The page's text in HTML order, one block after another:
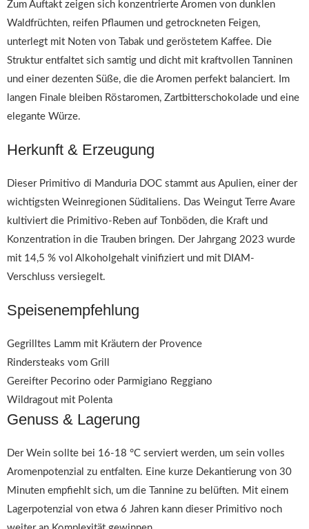
Zum Auftakt zeigen sich konzentrierte Aromen von dunklen
Waldfrüchten, reifen Pflaumen und getrockneten Feigen,
unterlegt mit Noten von Tabak und geröstetem Kaffee. Die
Struktur entfaltet sich samtig und dicht mit kraftvollen Tanninen
und einer dezenten Süße, die die Aromen perfekt balanciert. Im
langen Finale bleiben Röstaromen, Zartbitterschokolade und eine
elegante Würze.
Herkunft & Erzeugung
Dieser Primitivo di Manduria DOC stammt aus Apulien, einer der
wichtigsten Weinregionen Süditaliens. Das Weingut Terre Avare
kultiviert die Primitivo-Reben auf Tonböden, die Kraft und
Konzentration in die Trauben bringen. Der Jahrgang 2023 wurde
mit 14,5 % vol Alkoholgehalt vinifiziert und mit DIAM-
Verschluss versiegelt.
Speisenempfehlung
Gegrilltes Lamm mit Kräutern der Provence
Rindersteaks vom Grill
Gereifter Pecorino oder Parmigiano Reggiano
Wildragout mit Polenta
Genuss & Lagerung
Der Wein sollte bei 16-18 °C serviert werden, um sein volles
Aromenpotenzial zu entfalten. Eine kurze Dekantierung von 30
Minuten empfiehlt sich, um die Tannine zu belüften. Mit einem
Lagerpotenzial von etwa 6 Jahren kann dieser Primitivo noch